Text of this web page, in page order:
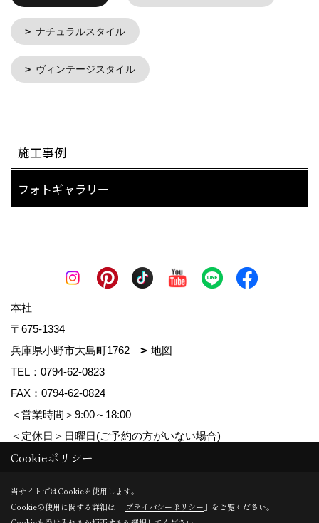
ナチュラルスタイル
ヴィンテージスタイル
施工事例
フォトギャラリー
本社
〒675-1334
兵庫県小野市大島町1762
地図
TEL： 0794-62-0823
FAX：0794-62-0824
＜営業時間＞9:00～18:00
＜定休日＞日曜日(ご予約の方がいない場合)
Copyright (c) MDhomes. All Rights Reserved.
Produced byゴデスクリエイト
Cookieポリシー
当サイトではCookieを使用します。
Cookieの使用に関する詳細は 「プライバシーポリシー 」をご覧ください。